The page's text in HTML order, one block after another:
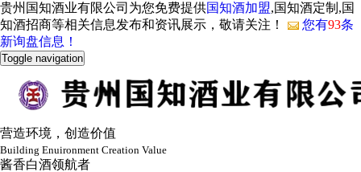
贵州国知酒业有限公司为您免费提供国知酒加盟,国知酒定制,国
知酒招商等相关信息发布和资讯展示，敬请关注！
您有93条
新询盘信息！
Toggle navigation
营造环境，创造价值
Building Enuironment Creation Value
酱香白酒领航者